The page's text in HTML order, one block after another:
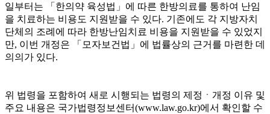
일부터는
「 한의약 육성법 」 에 따른 한방의료를 통하여 난임
을 치료하는 비용도 지원받을 수 있다. 기존에도 각 지방자치
단체의 조례에 따라 한방난임치료 비용을 지원받을 수 있었지
만, 이번 개정은 「 모자보건법 」 에 법률상의 근거를 마련한 데
의의가 있다.
위 법령을 포함하여 새로 시행되는 법령의 제정 ㆍ 개정 이유 및
주요 내용은 국가법령정보센터(www.law.go.kr)에서 확인할 수